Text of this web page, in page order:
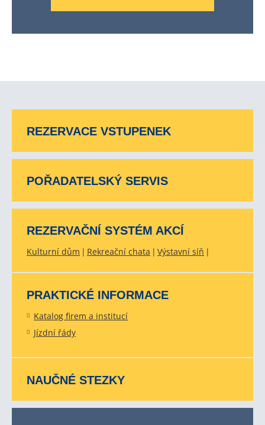
REZERVACE VSTUPENEK
POŘADATELSKÝ SERVIS
REZERVAČNÍ SYSTÉM AKCÍ
Kulturní dům Rekreační chata Výstavní síň
PRAKTICKÉ INFORMACE
Katalog firem a institucí
Jízdní řády
NAUČNÉ STEZKY